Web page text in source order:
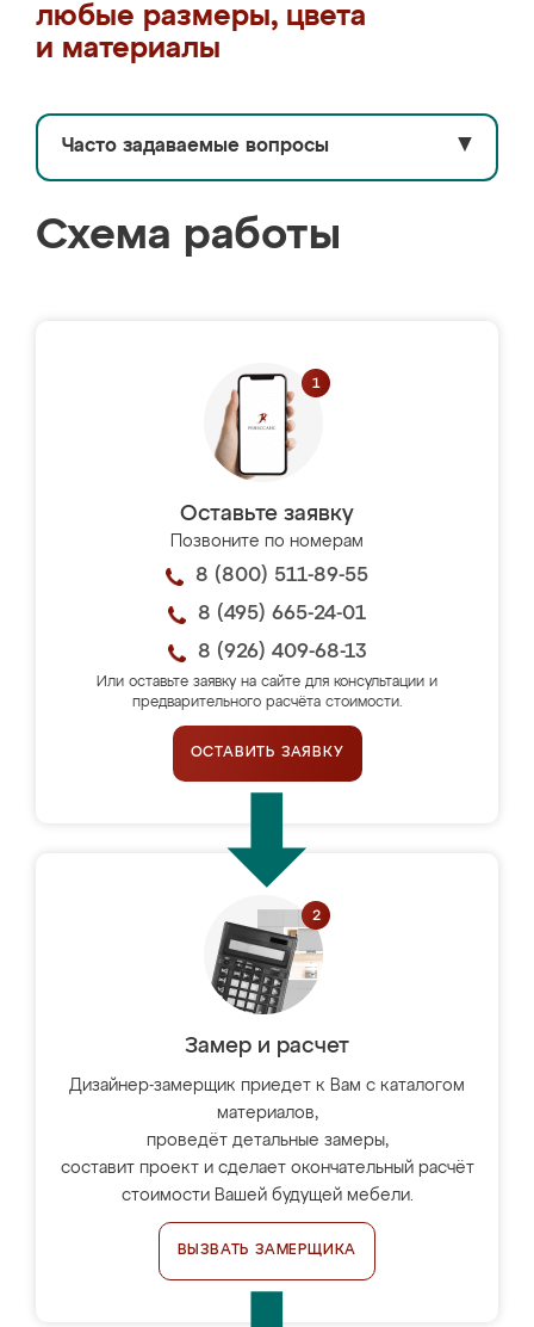
любые размеры, цвета
и материалы
Часто задаваемые вопросы ▼
Схема работы
Оставьте заявку
Позвоните по номерам
8 (800) 511-89-55
8 (495) 665-24-01
8 (926) 409-68-13
Или оставьте заявку на сайте для консультации и
предварительного расчёта стоимости.
ОСТАВИТЬ ЗАЯВКУ
Замер и расчет
Дизайнер-замерщик приедет к Вам с каталогом
материалов,
проведёт детальные замеры,
составит проект и сделает окончательный расчёт
стоимости Вашей будущей мебели.
ВЫЗВАТЬ ЗАМЕРЩИКА